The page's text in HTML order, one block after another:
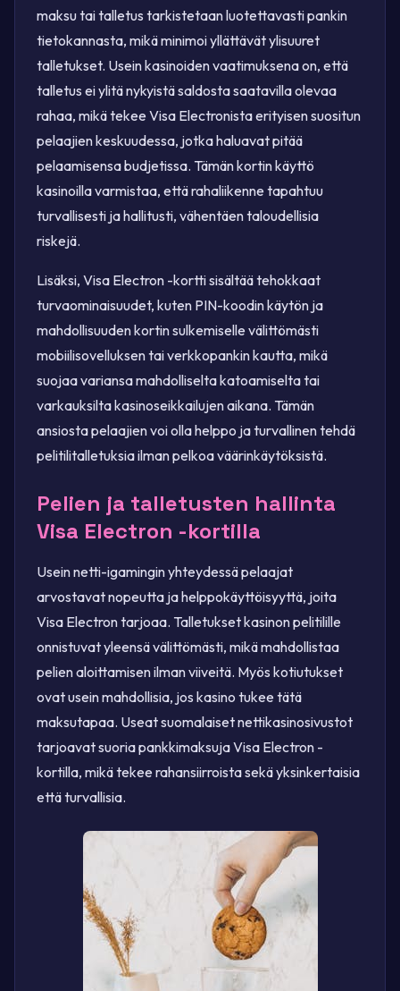
maksu tai talletus tarkistetaan luotettavasti pankin
tietokannasta, mikä minimoi yllättävät ylisuuret
talletukset. Usein kasinoiden vaatimuksena on, että
talletus ei ylitä nykyistä saldosta saatavilla olevaa
rahaa, mikä tekee Visa Electronista erityisen suositun
pelaajien keskuudessa, jotka haluavat pitää
pelaamisensa budjetissa. Tämän kortin käyttö
kasinoilla varmistaa, että rahaliikenne tapahtuu
turvallisesti ja hallitusti, vähentäen taloudellisia
riskejä.
Lisäksi, Visa Electron -kortti sisältää tehokkaat
turvaominaisuudet, kuten PIN-koodin käytön ja
mahdollisuuden kortin sulkemiselle välittömästi
mobiilisovelluksen tai verkkopankin kautta, mikä
suojaa variansa mahdolliselta katoamiselta tai
varkauksilta kasinoseikkailujen aikana. Tämän
ansiosta pelaajien voi olla helppo ja turvallinen tehdä
pelitilitalletuksia ilman pelkoa väärinkäytöksistä.
Pelien ja talletusten hallinta
Visa Electron -kortilla
Usein netti-igamingin yhteydessä pelaajat
arvostavat nopeutta ja helppokäyttöisyyttä, joita
Visa Electron tarjoaa. Talletukset kasinon pelitilille
onnistuvat yleensä välittömästi, mikä mahdollistaa
pelien aloittamisen ilman viiveitä. Myös kotiutukset
ovat usein mahdollisia, jos kasino tukee tätä
maksutapaa. Useat suomalaiset nettikasinosivustot
tarjoavat suoria pankkimaksuja Visa Electron -
kortilla, mikä tekee rahansiirroista sekä yksinkertaisia
että turvallisia.